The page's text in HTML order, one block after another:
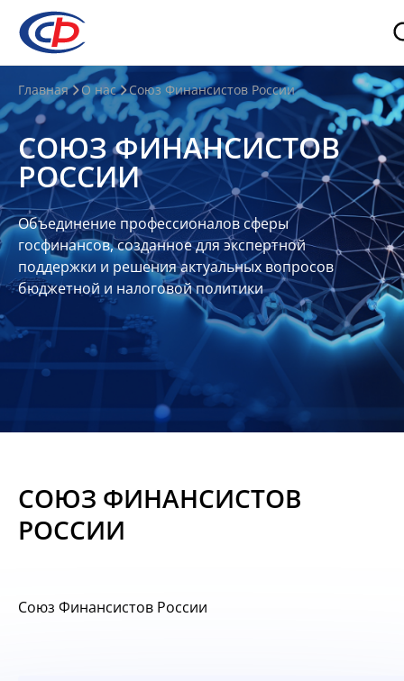
О
нас
О
СФР
Совет
Союза
Участники
Планы
отчеты
Контакты
Материалы
Главная О нас Союз Финансистов России
СОЮЗ ФИНАНСИСТОВ
РОССИИ
Объединение профессионалов сферы
госфинансов, созданное для экспертной
поддержки и решения актуальных вопросов
бюджетной и налоговой политики
СОЮЗ ФИНАНСИСТОВ
РОССИИ
Союз Финансистов России